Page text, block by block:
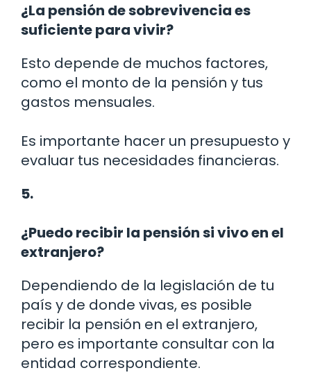
¿La pensión de sobrevivencia es
suficiente para vivir?
Esto depende de muchos factores,
como el monto de la pensión y tus
gastos mensuales.
Es importante hacer un presupuesto y
evaluar tus necesidades financieras.
5.
¿Puedo recibir la pensión si vivo en el
extranjero?
Dependiendo de la legislación de tu
país y de donde vivas, es posible
recibir la pensión en el extranjero,
pero es importante consultar con la
entidad correspondiente.